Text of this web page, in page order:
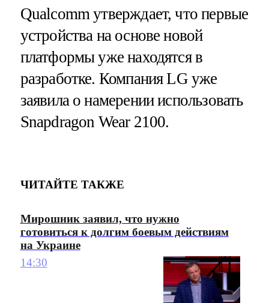
Qualcomm утверждает, что первые
устройства на основе новой
платформы уже находятся в
разработке. Компания LG уже
заявила о намерении использовать
Snapdragon Wear 2100.
ЧИТАЙТЕ ТАКЖЕ
Мирошник заявил, что нужно
готовиться к долгим боевым действиям
на Украине
14:30